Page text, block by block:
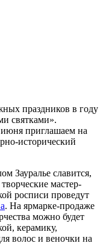
праздников в году
святками».
приглашаем на
исторический
Зауралье славится,
мастер-
росписи проведут
. На ярмарке-продаже
можно будет
керамику,
волос и веночки на